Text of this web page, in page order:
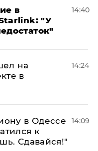
в
"У
14:40
на
в
14:24
в Одессе
к
Сдавайся!"
14:09